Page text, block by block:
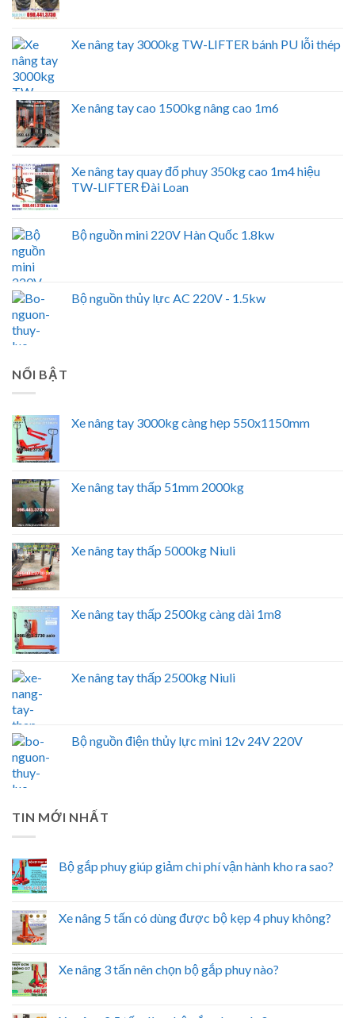
Xe nâng tay 3000kg TW-LIFTER bánh PU lỗi thép
Xe nâng tay cao 1500kg nâng cao 1m6
Xe nâng tay quay đổ phuy 350kg cao 1m4 hiệu
TW-LIFTER Đài Loan
Bộ nguồn mini 220V Hàn Quốc 1.8kw
Bộ nguồn thủy lực AC 220V - 1.5kw
NỔI BẬT
Xe nâng tay 3000kg càng hẹp 550x1150mm
Xe nâng tay thấp 51mm 2000kg
Xe nâng tay thấp 5000kg Niuli
Xe nâng tay thấp 2500kg càng dài 1m8
Xe nâng tay thấp 2500kg Niuli
Bộ nguồn điện thủy lực mini 12v 24V 220V
TIN MỚI NHẤT
Bộ gắp phuy giúp giảm chi phí vận hành kho ra sao?
Xe nâng 5 tấn có dùng được bộ kẹp 4 phuy không?
Xe nâng 3 tấn nên chọn bộ gắp phuy nào?